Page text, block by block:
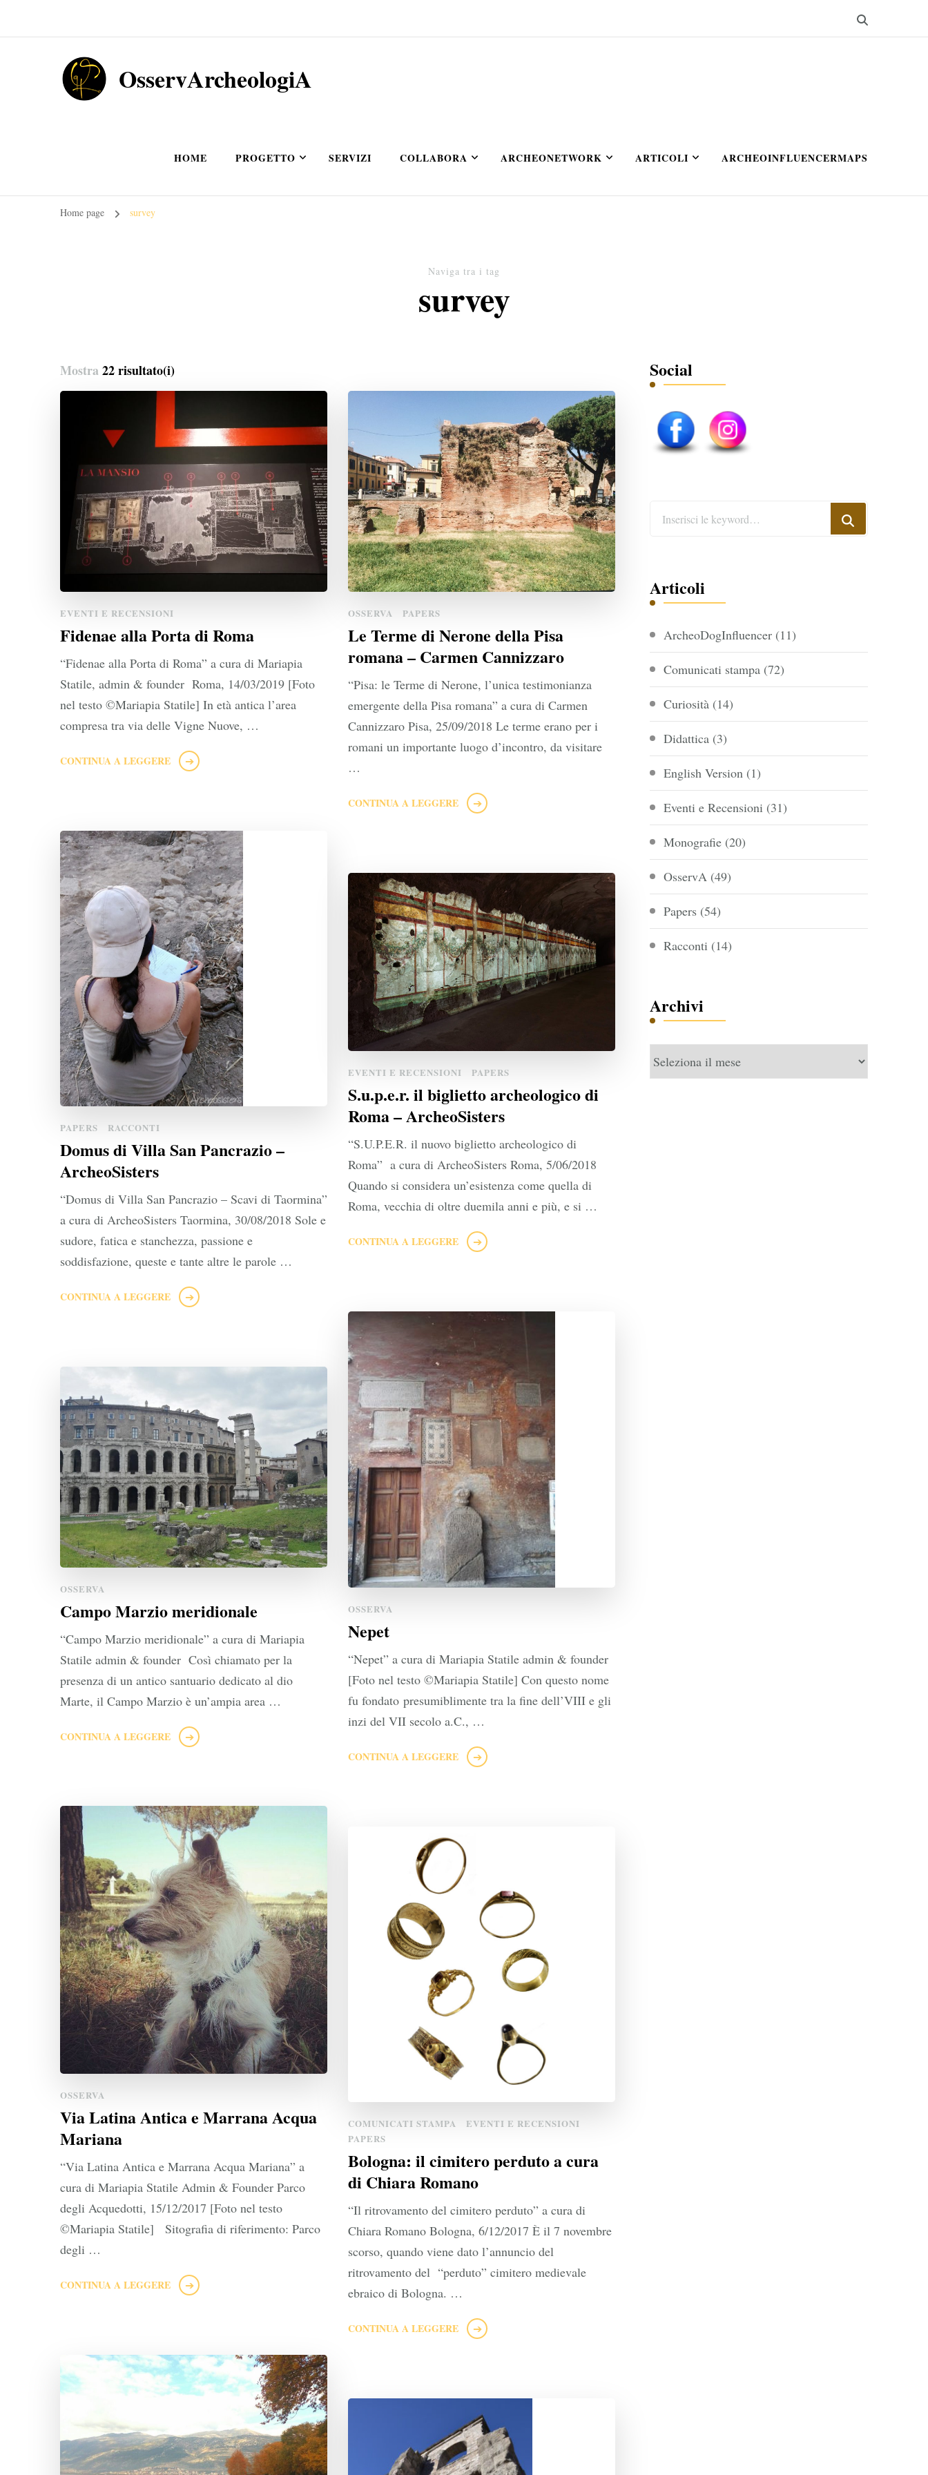
OsservArcheologiA
HOME PROGETTO SERVIZI COLLABORA ARCHEONETWORK ARTICOLI ARCHEOINFLUENCERMAPS
Home page survey
Naviga tra i tag
survey
Mostra 22 risultato(i)
EVENTI E RECENSIONI
Fidenae alla Porta di Roma
“Fidenae alla Porta di Roma” a cura di Mariapia
Statile, admin & founder Roma, 14/03/2019 [Foto
nel testo ©Mariapia Statile] In età antica l’area
compresa tra via delle Vigne Nuove, …
CONTINUA A LEGGERE
OSSERVA PAPERS
Le Terme di Nerone della Pisa
romana – Carmen Cannizzaro
“Pisa: le Terme di Nerone, l’unica testimonianza
emergente della Pisa romana” a cura di Carmen
Cannizzaro Pisa, 25/09/2018 Le terme erano per i
romani un importante luogo d’incontro, da visitare
…
CONTINUA A LEGGERE
PAPERS RACCONTI
Domus di Villa San Pancrazio –
ArcheoSisters
“Domus di Villa San Pancrazio – Scavi di Taormina”
a cura di ArcheoSisters Taormina, 30/08/2018 Sole e
sudore, fatica e stanchezza, passione e
soddisfazione, queste e tante altre le parole …
CONTINUA A LEGGERE
EVENTI E RECENSIONI PAPERS
S.u.p.e.r. il biglietto archeologico di
Roma – ArcheoSisters
“S.U.P.E.R. il nuovo biglietto archeologico di
Roma” a cura di ArcheoSisters Roma, 5/06/2018
Quando si considera un’esistenza come quella di
Roma, vecchia di oltre duemila anni e più, e si …
CONTINUA A LEGGERE
OSSERVA
Nepet
“Nepet” a cura di Mariapia Statile admin & founder
[Foto nel testo ©Mariapia Statile] Con questo nome
fu fondato presumiblimente tra la fine dell’VIII e gli
inzi del VII secolo a.C., …
CONTINUA A LEGGERE
OSSERVA
Campo Marzio meridionale
“Campo Marzio meridionale” a cura di Mariapia
Statile admin & founder Così chiamato per la
presenza di un antico santuario dedicato al dio
Marte, il Campo Marzio è un’ampia area …
CONTINUA A LEGGERE
OSSERVA
Via Latina Antica e Marrana Acqua
Mariana
“Via Latina Antica e Marrana Acqua Mariana” a
cura di Mariapia Statile Admin & Founder Parco
degli Acquedotti, 15/12/2017 [Foto nel testo
©Mariapia Statile] Sitografia di riferimento: Parco
degli …
CONTINUA A LEGGERE
COMUNICATI STAMPA
EVENTI E RECENSIONI
PAPERS
Bologna: il cimitero perduto a cura
di Chiara Romano
“Il ritrovamento del cimitero perduto” a cura di
Chiara Romano Bologna, 6/12/2017 È il 7 novembre
scorso, quando viene dato l’annuncio del
ritrovamento del “perduto” cimitero medievale
ebraico di Bologna. …
CONTINUA A LEGGERE
Social
Articoli
ArcheoDogInfluencer (11)
Comunicati stampa (72)
Curiosità (14)
Didattica (3)
English Version (1)
Eventi e Recensioni (31)
Monografie (20)
OsservA (49)
Papers (54)
Racconti (14)
Archivi
Archivi